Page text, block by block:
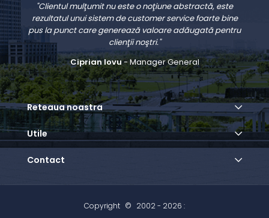
"Clientul mulţumit nu este o noţiune abstractă, este
rezultatul unui sistem de customer service foarte bine
pus la punct care generează valoare adăugată pentru
clienţii noştri."
Ciprian Iovu- Manager General
Reteaua noastra
Utile
Contact
Copyright © 2002 - 2026 :